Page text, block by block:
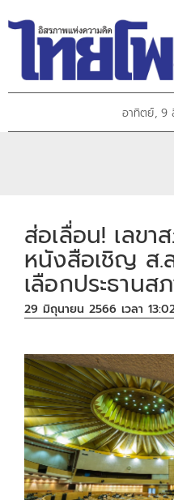
อาทิตย์, 9
ส่อเลื่อน! เลขา
หนังสือเชิญ ส.
เลือกประธานส
29 มิถุนายน 2566 เวลา